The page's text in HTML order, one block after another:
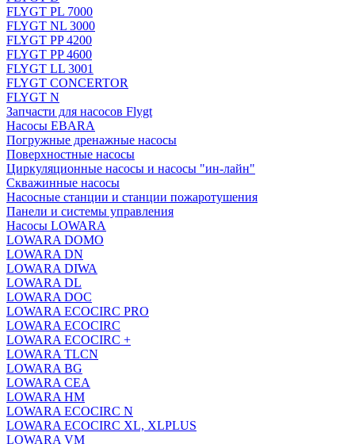
FLYGT PL 7000
FLYGT NL 3000
FLYGT PP 4200
FLYGT PP 4600
FLYGT LL 3001
FLYGT CONCERTOR
FLYGT N
Запчасти для насосов Flygt
Насосы EBARA
Погружные дренажные насосы
Поверхностные насосы
Циркуляционные насосы и насосы "ин-лайн"
Скважинные насосы
Насосные станции и станции пожаротушения
Панели и системы управления
Насосы LOWARA
LOWARA DOMO
LOWARA DN
LOWARA DIWA
LOWARA DL
LOWARA DOC
LOWARA ECOCIRC PRO
LOWARA ECOCIRC
LOWARA ECOCIRC +
LOWARA TLCN
LOWARA BG
LOWARA CEA
LOWARA HM
LOWARA ECOCIRC N
LOWARA ECOCIRC XL, XLPLUS
LOWARA VM